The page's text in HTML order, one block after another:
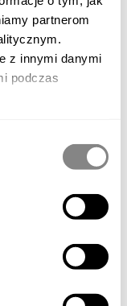
partnerom
z innymi danymi
podczas
del
data della
montarlo.